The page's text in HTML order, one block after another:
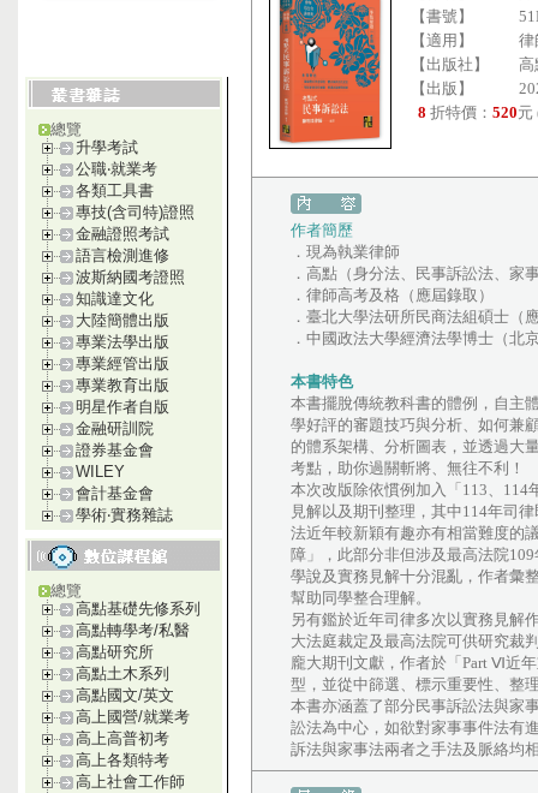
總覽
升學考試
公職‧就業考
各類工具書
專技(含司特)證照
金融證照考試
語言檢測進修
波斯納國考證照
知識達文化
大陸簡體出版
專業法學出版
專業經管出版
專業教育出版
明星作者自版
金融研訓院
證券基金會
WILEY
會計基金會
學術‧實務雜誌
總覽
高點基礎先修系列
高點轉學考/私醫
高點研究所
高點土木系列
高點國文/英文
高上國營/就業考
高上高普初考
高上各類特考
高上社會工作師
【書號】
【適用】
律
【出版社】
高
【出版】
8 折特價： 520元
作者簡歷
．現為執業律師
．高點（身分法、民事訴訟法、家
．律師高考及格（應屆錄取）
．臺北大學法研所民商法組碩士（
．中國政法大學經濟法學博士（北
本書特色
本書擺脫傳統教科書的體例，自主
學好評的審題技巧與分析、如何兼
的體系架構、分析圖表，並透過大
考點，助你過關斬將、無往不利！
本次改版除依慣例加入「113、114
見解以及期刊整理，其中114年司
法近年較新穎有趣亦有相當難度的
障」，此部分非但涉及最高法院
學說及實務見解十分混亂，作者彙
幫助同學整合理解。
另有鑑於近年司律多次以實務見解
大法庭裁定及最高法院可供研究裁
龐大期刊文獻，作者於「Part Ⅵ近
型，並從中篩選、標示重要性、整
本書亦涵蓋了部分民事訴訟法與家
訟法為中心，如欲對家事事件法有
訴法與家事法兩者之手法及脈絡均